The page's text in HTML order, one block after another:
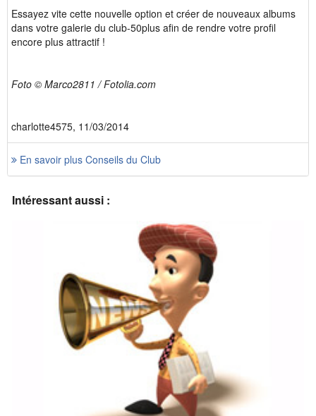
Essayez vite cette nouvelle option et créer de nouveaux albums
dans votre galerie du club-50plus afin de rendre votre profil
encore plus attractif !
Foto © Marco2811 / Fotolia.com
charlotte4575, 11/03/2014
En savoir plus Conseils du Club
Intéressant aussi :